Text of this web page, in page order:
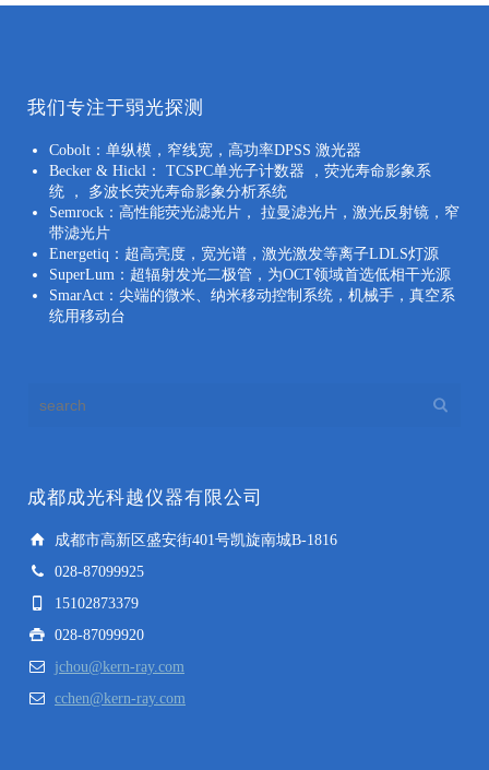
我们专注于弱光探测
Cobolt：单纵模，窄线宽，高功率DPSS 激光器
Becker & Hickl： TCSPC单光子计数器 ，荧光寿命影象系
统 ， 多波长荧光寿命影象分析系统
Semrock：高性能荧光滤光片， 拉曼滤光片，激光反射镜，窄
带滤光片
Energetiq：超高亮度，宽光谱，激光激发等离子LDLS灯源
SuperLum：超辐射发光二极管，为OCT领域首选低相干光源
SmarAct：尖端的微米、纳米移动控制系统，机械手，真空系
统用移动台
成都成光科越仪器有限公司
成都市高新区盛安街401号凯旋南城B-1816
028-87099925
15102873379
028-87099920
jchou@kern-ray.com
cchen@kern-ray.com